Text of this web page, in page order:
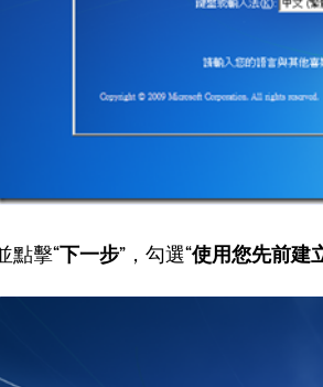
點擊“下一步”，勾選“使用您先前建